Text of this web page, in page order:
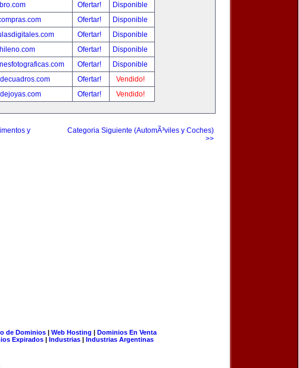
Ofertar!
Disponible
Ofertar!
Disponible
Ofertar!
Disponible
Ofertar!
Disponible
Ofertar!
Disponible
Ofertar!
Vendido!
Ofertar! Vendido!
y
Categoria Siguiente (AutomÃ³viles y Coches)
>>
de Dominios| Web Hosting | Dominios En Venta
Expirados | Industrias | Industrias Argentinas